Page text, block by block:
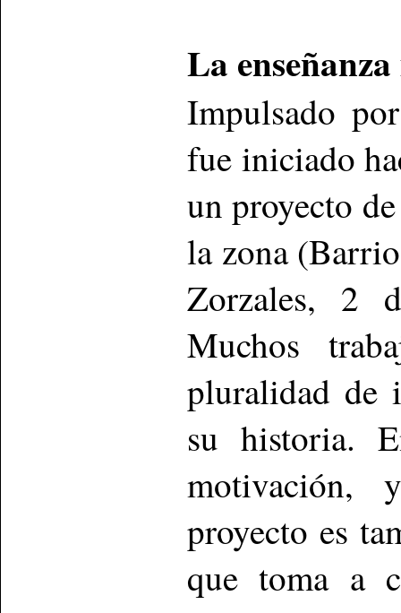
La
Impulsado
fue iniciado
un proyecto
la zona
Zorzales, 2
Muchos
pluralidad de
su historia.
motivación,
proyecto es
que toma a